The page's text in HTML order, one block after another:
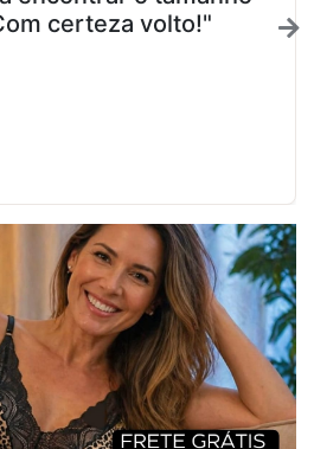
certeza volto!"